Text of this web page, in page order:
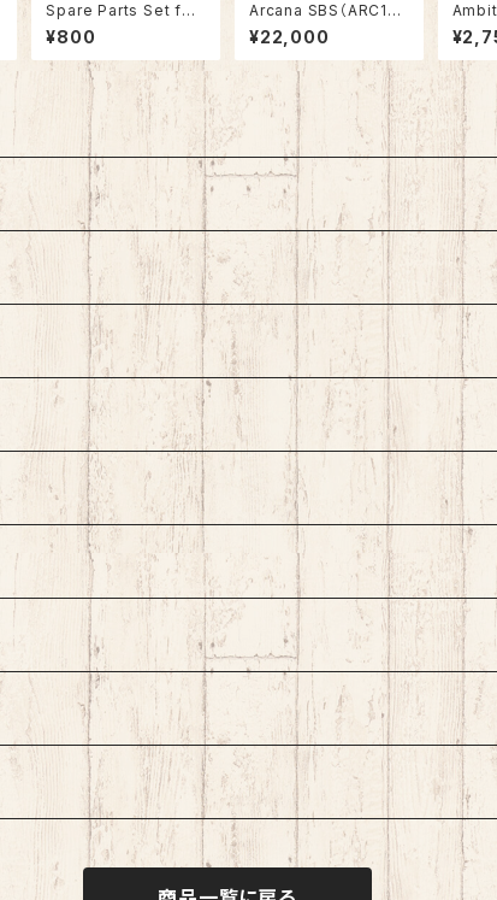
Spare Parts Set for
Mea Culpa
¥800
Arcana SBS（ARC1基
板）
¥22,000
BAR
Shell